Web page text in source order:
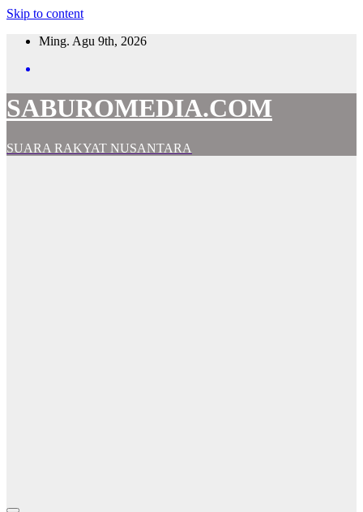
Skip to content
Ming. Agu 9th, 2026
SABUROMEDIA.COM
SUARA RAKYAT NUSANTARA